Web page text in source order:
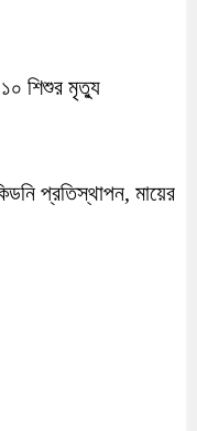
শিশুর মৃত্যু
প্রতিস্থাপন, মায়ের